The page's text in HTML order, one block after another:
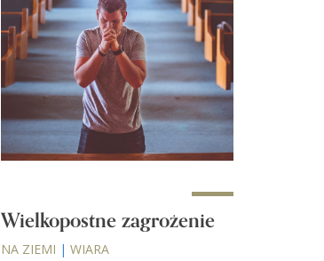
Wielkopostne zagrożenie
NA ZIEMI | WIARA